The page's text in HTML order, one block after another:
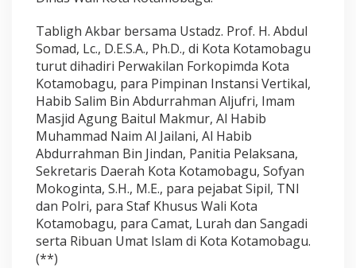
Tabligh Akbar bersama Ustadz. Prof. H. Abdul
Somad, Lc., D.E.S.A., Ph.D., di Kota Kotamobagu
turut dihadiri Perwakilan Forkopimda Kota
Kotamobagu, para Pimpinan Instansi Vertikal,
Habib Salim Bin Abdurrahman Aljufri, Imam
Masjid Agung Baitul Makmur, Al Habib
Muhammad Naim Al Jailani, Al Habib
Abdurrahman Bin Jindan, Panitia Pelaksana,
Sekretaris Daerah Kota Kotamobagu, Sofyan
Mokoginta, S.H., M.E., para pejabat Sipil, TNI
dan Polri, para Staf Khusus Wali Kota
Kotamobagu, para Camat, Lurah dan Sangadi
serta Ribuan Umat Islam di Kota Kotamobagu.
(**)